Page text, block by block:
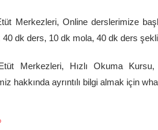
Merkezleri, Online derslerimize
40 dk ders, 10 dk mola, 40 dk ders
Merkezleri, Hızlı Okuma
hakkında ayrıntılı bilgi almak için